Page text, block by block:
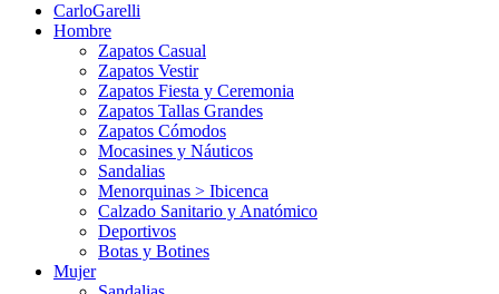
CarloGarelli
Hombre
Zapatos Casual
Zapatos Vestir
Zapatos Fiesta y Ceremonia
Zapatos Tallas Grandes
Zapatos Cómodos
Mocasines y Náuticos
Sandalias
Menorquinas > Ibicenca
Calzado Sanitario y Anatómico
Deportivos
Botas y Botines
Mujer